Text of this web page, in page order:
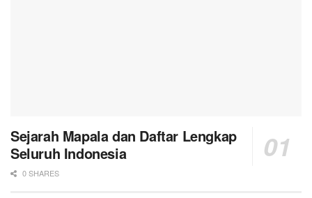
Sejarah Mapala dan Daftar Lengkap
Seluruh Indonesia
0 SHARES